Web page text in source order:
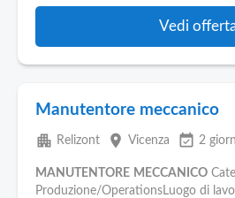
Vedi
Manutentore meccanico
apartment Relizont place Vicenza event_available 2
MANUTENTORE MECCANICO
Produzione/OperationsLuogo di